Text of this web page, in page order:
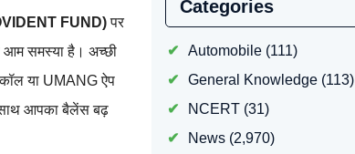
FUND)पर
आम समस्या है। अच्छी
या UMANG ऐप
साथ आपका बैलेंस बढ़
Categories
Automobile(111)
General Knowledge(113)
NCERT(31)
News(2,970)